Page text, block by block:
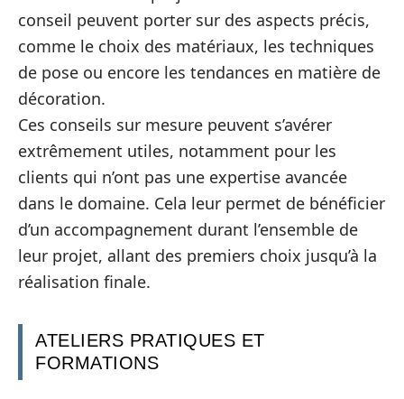
conseil peuvent porter sur des aspects précis,
comme le choix des matériaux, les techniques
de pose ou encore les tendances en matière de
décoration.
Ces conseils sur mesure peuvent s’avérer
extrêmement utiles, notamment pour les
clients qui n’ont pas une expertise avancée
dans le domaine. Cela leur permet de bénéficier
d’un accompagnement durant l’ensemble de
leur projet, allant des premiers choix jusqu’à la
réalisation finale.
ATELIERS PRATIQUES ET
FORMATIONS